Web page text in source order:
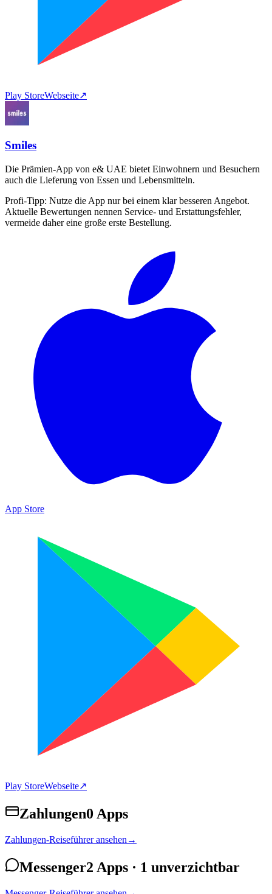
Play StoreWebseite↗
Smiles
Die Prämien-App von e& UAE bietet Einwohnern und Besuchern
auch die Lieferung von Essen und Lebensmitteln.
Profi-Tipp: Nutze die App nur bei einem klar besseren Angebot.
Aktuelle Bewertungen nennen Service- und Erstattungsfehler,
vermeide daher eine große erste Bestellung.
App Store
Play StoreWebseite↗
Zahlungen0 Apps
Zahlungen-Reiseführer ansehen →
Messenger2 Apps · 1 unverzichtbar